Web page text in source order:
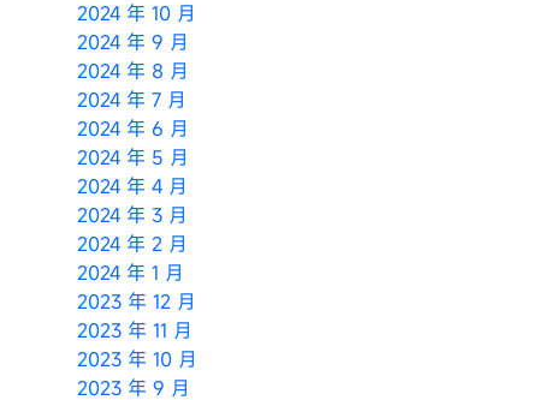
2024 年 10 月
2024 年 9 月
2024 年 8 月
2024 年 7 月
2024 年 6 月
2024 年 5 月
2024 年 4 月
2024 年 3 月
2024 年 2 月
2024 年 1 月
2023 年 12 月
2023 年 11 月
2023 年 10 月
2023 年 9 月